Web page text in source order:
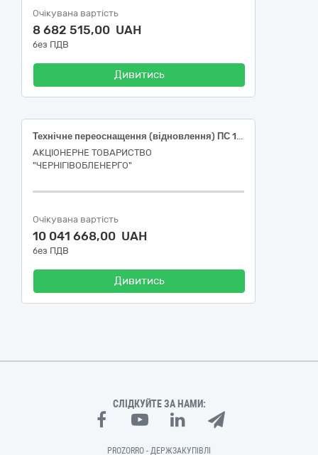
Очікувана вартість
8 682 515,00 UAH
без ПДВ
Дивитись
Технічне переоснащення (відновлення) ПС 110/35/10 кВ згідно п.1.5.1.11 інвестиційної програми 2026 року
АКЦІОНЕРНЕ ТОВАРИСТВО
"ЧЕРНІГІВОБЛЕНЕРГО"
Очікувана вартість
10 041 668,00 UAH
без ПДВ
Дивитись
СЛІДКУЙТЕ ЗА НАМИ:
PROZORRO - ДЕРЖЗАКУПІВЛІ